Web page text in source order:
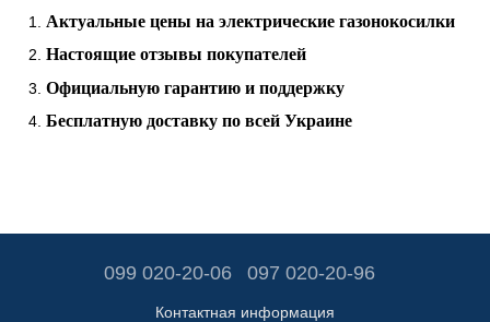
Актуальные цены на электрические газонокосилки
Настоящие отзывы покупателей
Официальную гарантию и поддержку
Бесплатную доставку по всей Украине
099 020-20-06 097 020-20-96
Контактная информация